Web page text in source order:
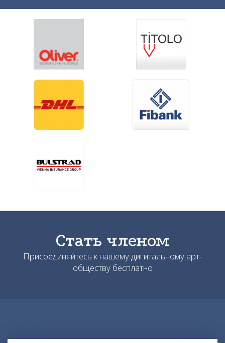
Стать членом
Присоединяйтесь к нашему дигитальному арт-
обществу бесплатно